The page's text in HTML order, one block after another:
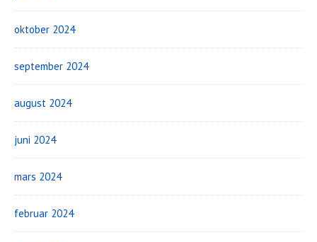
oktober 2024
september 2024
august 2024
juni 2024
mars 2024
februar 2024